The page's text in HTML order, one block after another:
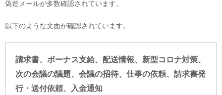
偽造メールが多数確認されています。
以下のような文面が確認されています。
請求書、ボーナス支給、配送情報、新型コロナ対策、
次の会議の議題、会議の招待、仕事の依頼、請求書発
行・送付依頼、入金通知